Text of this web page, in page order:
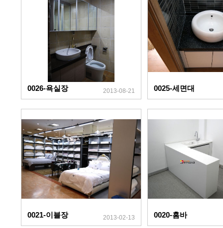
0026-욕실장 2013-08-21 0025-세면대
0021-이블장 2013-02-13 0020-홈바